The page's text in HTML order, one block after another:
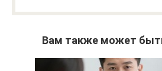
Вам также может